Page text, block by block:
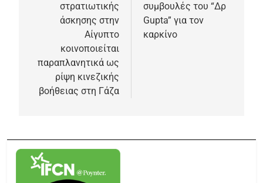
στρατιωτικής
άσκησης στην
Αίγυπτο
κοινοποιείται
παραπλανητικά ως
ρίψη κινεζικής
βοήθειας στη Γάζα
συμβουλές του “Δρ
Gupta” για τον
καρκίνο